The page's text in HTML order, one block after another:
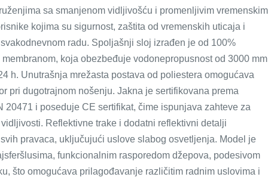
sa smanjenom vidljivošću i promenljivim vremenskim
kojima su sigurnost, zaštita od vremenskih uticaja i
radu. Spoljašnji sloj izrađen je od 100%
koja obezbeđuje vodonepropusnost od 3000 mm
h. Unutrašnja mrežasta postava od poliestera omogućava
pri dugotrajnom nošenju. Jakna je sertifikovana prema
20471 i poseduje CE sertifikat, čime ispunjava zahteve za
Reflektivne trake i dodatni reflektivni detalji
pravaca, uključujući uslove slabog osvetljenja. Model je
funkcionalnim rasporedom džepova, podesivom
što omogućava prilagođavanje različitim radnim uslovima i